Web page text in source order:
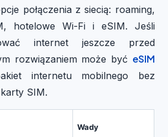
połączenia z siecią: roaming,
hotelowe Wi-Fi i eSIM. Jeśli
internet jeszcze przed
rozwiązaniem może być eSIM
internetu mobilnego bez
SIM.
Wady